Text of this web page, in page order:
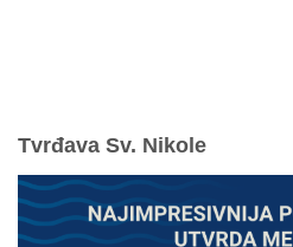
Tvrđava Sv. Nikole